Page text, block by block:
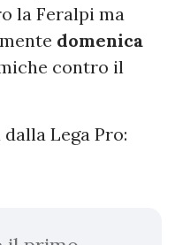
la Feralpi ma
domenica
contro il
Lega Pro: